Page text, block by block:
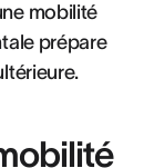
mobilité
prépare